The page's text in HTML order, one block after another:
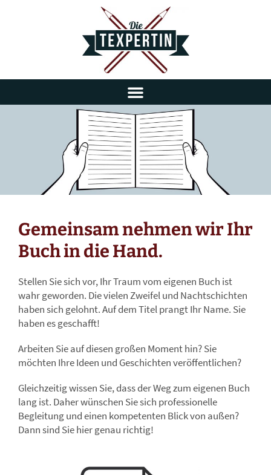
Gemeinsam nehmen wir Ihr
Buch in die Hand.
Stellen Sie sich vor, Ihr Traum vom eigenen Buch ist
wahr geworden. Die vielen Zweifel und Nachtschichten
haben sich gelohnt. Auf dem Titel prangt Ihr Name. Sie
haben es geschafft!
Arbeiten Sie auf diesen großen Moment hin? Sie
möchten Ihre Ideen und Geschichten veröffentlichen?
Gleichzeitig wissen Sie, dass der Weg zum eigenen Buch
lang ist. Daher wünschen Sie sich professionelle
Begleitung und einen kompetenten Blick von außen?
Dann sind Sie hier genau richtig!